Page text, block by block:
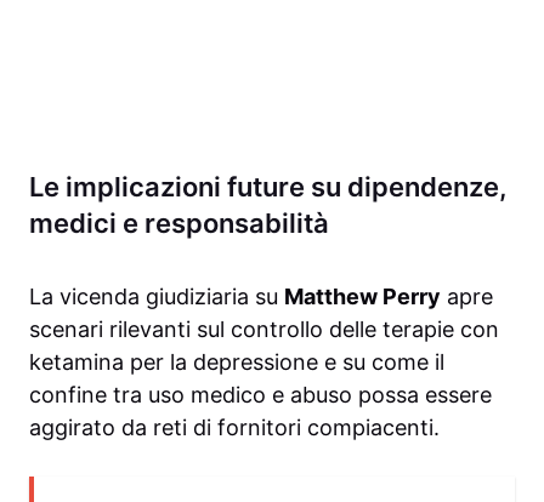
Le implicazioni future su dipendenze,
medici e responsabilità
La vicenda giudiziaria su Matthew Perry apre
scenari rilevanti sul controllo delle terapie con
ketamina per la depressione e su come il
confine tra uso medico e abuso possa essere
aggirato da reti di fornitori compiacenti.